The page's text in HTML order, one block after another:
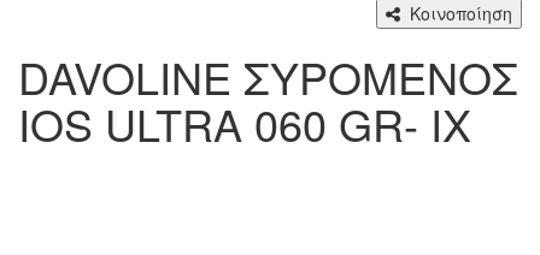
Κοινοποίηση
DAVOLINE ΣΥΡΟΜΕΝΟΣ
IOS ULTRA 060 GR- IX